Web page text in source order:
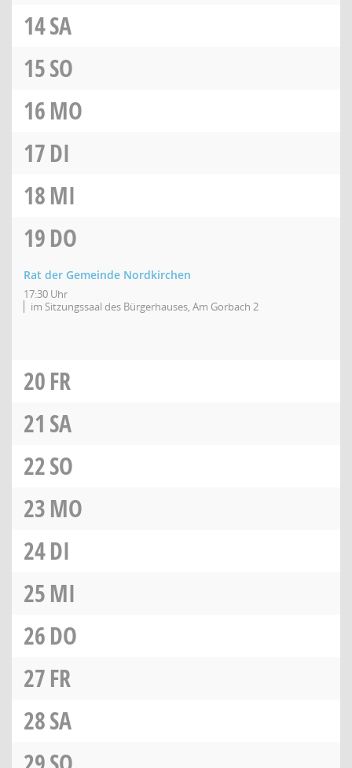
14SA
15SO
16MO
17DI
18MI
19DO
Rat der Gemeinde Nordkirchen
17:30 Uhr
im Sitzungssaal des Bürgerhauses, Am Gorbach 2
20FR
21 SA
22SO
23MO
24DI
25MI
26DO
27FR
28SA